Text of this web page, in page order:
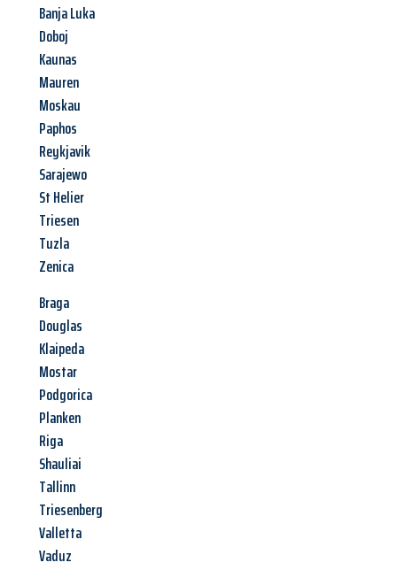
Banja Luka
Doboj
Kaunas
Mauren
Moskau
Paphos
Reykjavik
Sarajewo
St Helier
Triesen
Tuzla
Zenica
Braga
Douglas
Klaipeda
Mostar
Podgorica
Planken
Riga
Shauliai
Tallinn
Triesenberg
Valletta
Vaduz